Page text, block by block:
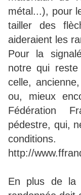
métal...), pour
tailler des
aideraient les
Pour la
notre qui
celle,
ou, mieux
Fédération
pédestre, qui,
conditions.
http://
En plus de la